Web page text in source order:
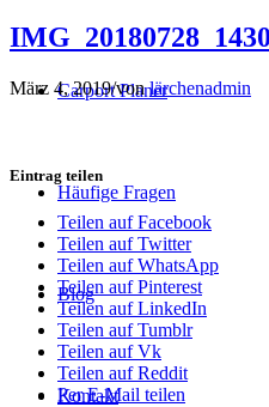
Carport Planer
Häufige Fragen
Blog
Kontakt
März 4, 2019/vonlärchenadmin
Eintrag teilen
Teilen auf Facebook
Teilen auf Twitter
Teilen auf WhatsApp
Teilen auf Pinterest
Teilen auf LinkedIn
Teilen auf Tumblr
Teilen auf Vk
Teilen auf Reddit
Per E-Mail teilen